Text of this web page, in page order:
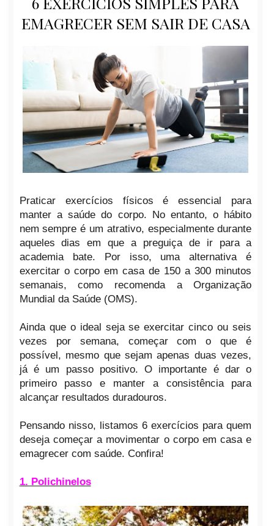
EMAGRECER SEM SAIR DE CASA
Praticar exercícios físicos é essencial para
manter a saúde do corpo. No entanto, o hábito
nem sempre é um atrativo, especialmente durante
aqueles dias em que a preguiça de ir para a
academia bate. Por isso, uma alternativa é
exercitar o corpo em casa de 150 a 300 minutos
semanais, como recomenda a Organização
Mundial da Saúde (OMS).
Ainda que o ideal seja se exercitar cinco ou seis
vezes por semana, começar com o que é
possível, mesmo que sejam apenas duas vezes,
já é um passo positivo. O importante é dar o
primeiro passo e manter a consistência para
alcançar resultados duradouros.
Pensando nisso, listamos 6 exercícios para quem
deseja começar a movimentar o corpo em casa e
emagrecer com saúde. Confira!
1. Polichinelos